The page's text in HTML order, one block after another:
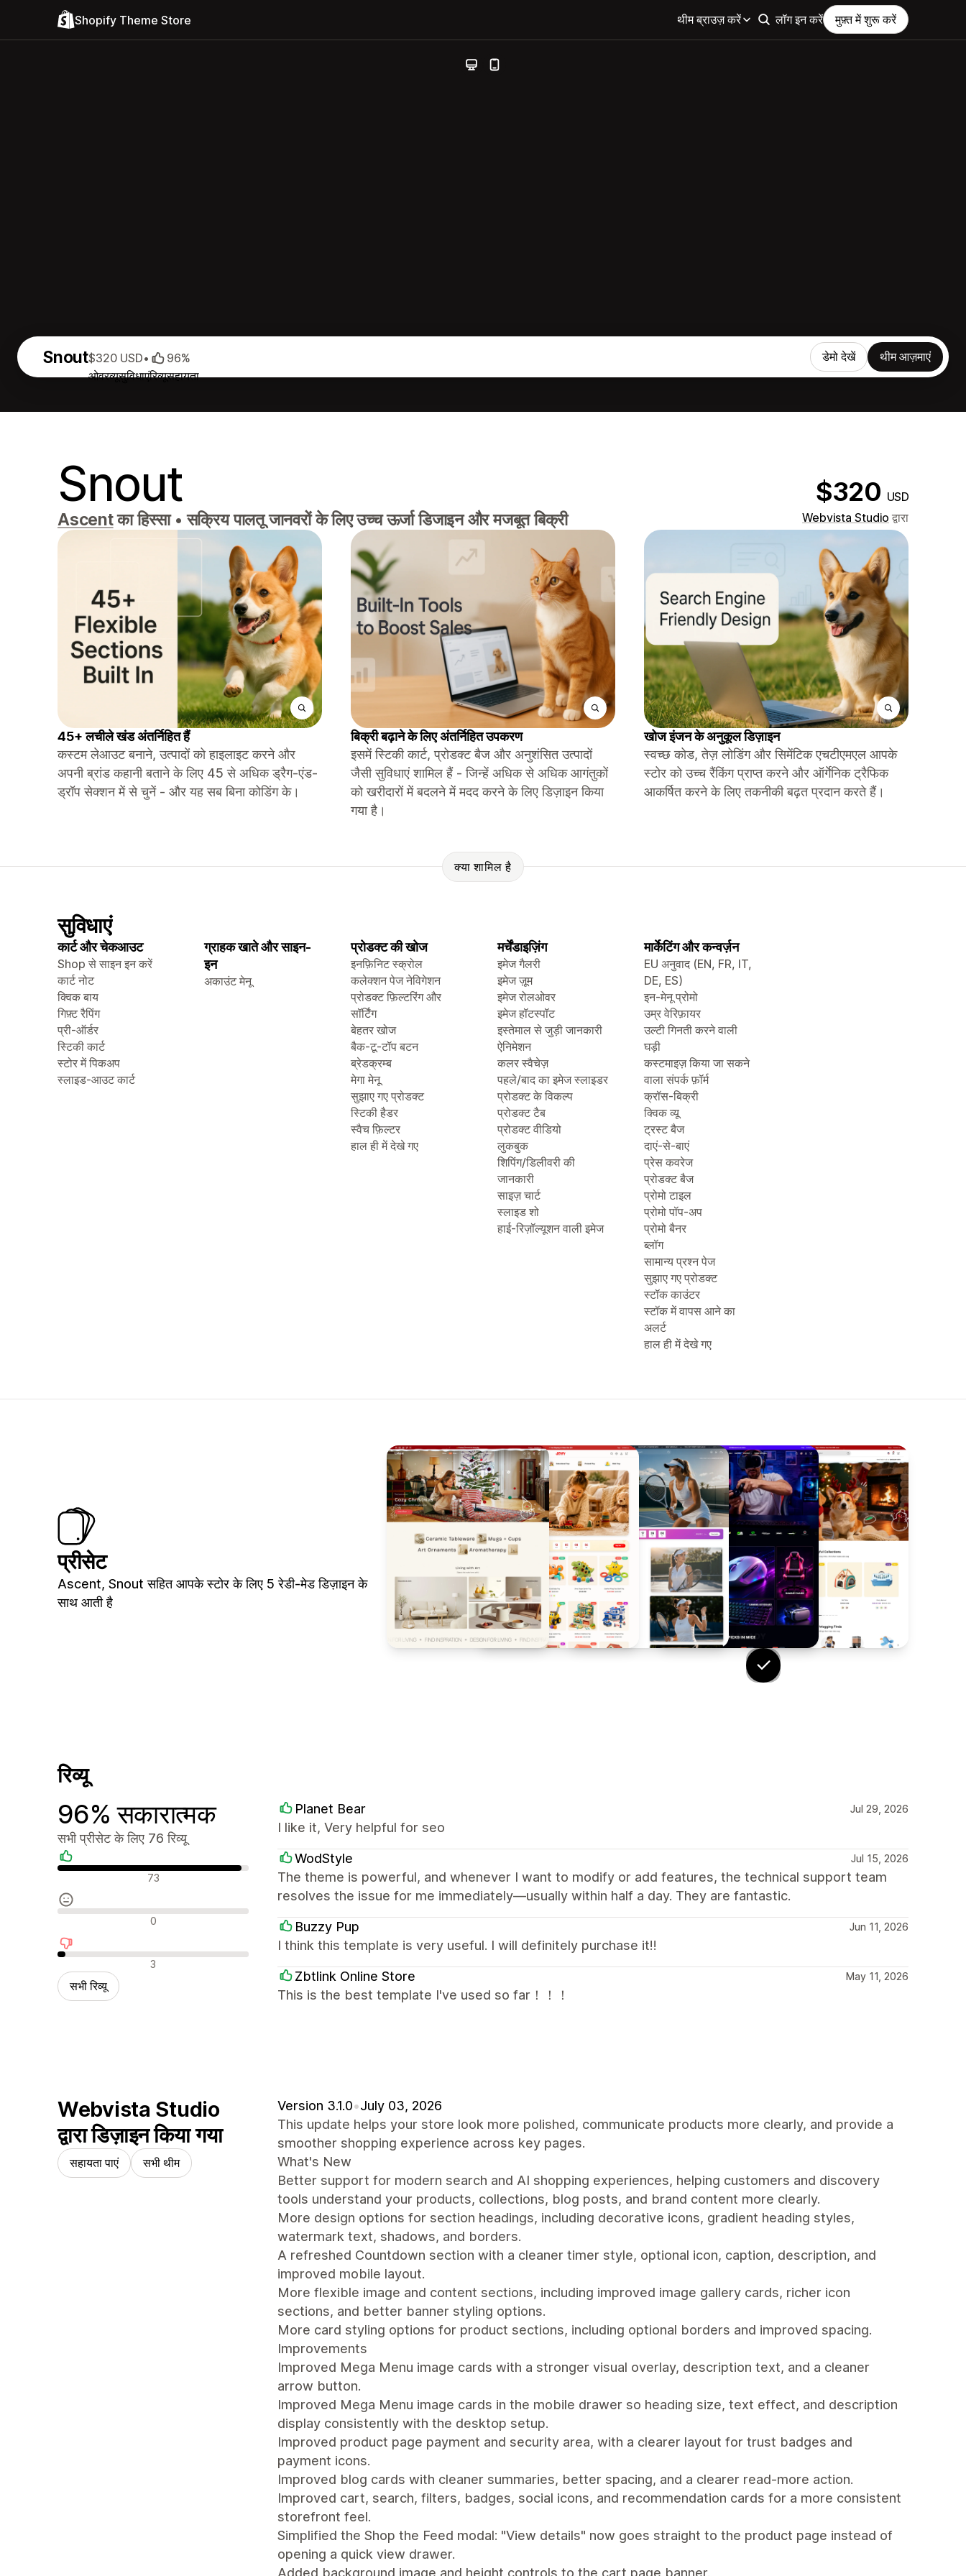
Shopify Theme Store थीम ब्राउज़ करें लॉग इन करें मुफ़्त में शुरू करें
Snout
ओवरव्यूसुविधाएंरिव्यूसहायता
$320 USD• 96% डेमो देखें थीम आज़माएं
Snout $320 USD
Ascentका हिस्सा • सक्रिय पालतू जानवरों के लिए उच्च ऊर्जा डिजाइन और मजबूत बिक्री Webvista Studio द्वारा
45+ लचीले खंड अंतर्निहित हैं
कस्टम लेआउट बनाने, उत्पादों को हाइलाइट करने और
अपनी ब्रांड कहानी बताने के लिए 45 से अधिक ड्रैग-एंड-
ड्रॉप सेक्शन में से चुनें - और यह सब बिना कोडिंग के।
बिक्री बढ़ाने के लिए अंतर्निहित उपकरण
इसमें स्टिकी कार्ट, प्रोडक्ट बैज और अनुशंसित उत्पादों
जैसी सुविधाएं शामिल हैं - जिन्हें अधिक से अधिक आगंतुकों
को खरीदारों में बदलने में मदद करने के लिए डिज़ाइन किया
गया है।
खोज इंजन के अनुकूल डिज़ाइन
स्वच्छ कोड, तेज़ लोडिंग और सिमेंटिक एचटीएमएल आपके
स्टोर को उच्च रैंकिंग प्राप्त करने और ऑर्गेनिक ट्रैफिक
आकर्षित करने के लिए तकनीकी बढ़त प्रदान करते हैं।
क्या शामिल है
सुविधाएं
कार्ट और चेकआउट
Shop से साइन इन करें
कार्ट नोट
क्विक बाय
गिफ़्ट रैपिंग
प्री-ऑर्डर
स्टिकी कार्ट
स्टोर में पिकअप
स्लाइड-आउट कार्ट
ग्राहक खाते और साइन-
इन
अकाउंट मेनू
प्रोडक्ट की खोज
इनफ़िनिट स्क्रोल
कलेक्शन पेज नेविगेशन
प्रोडक्ट फ़िल्टरिंग और
सॉर्टिंग
बेहतर खोज
बैक-टू-टॉप बटन
ब्रेडक्रम्ब
मेगा मेनू
सुझाए गए प्रोडक्ट
स्टिकी हैडर
स्वैच फ़िल्टर
हाल ही में देखे गए
मर्चेंडाइज़िंग
इमेज गैलरी
इमेज ज़ूम
इमेज रोलओवर
इमेज हॉटस्पॉट
इस्तेमाल से जुड़ी जानकारी
ऐनिमेशन
कलर स्वैचेज़
पहले/बाद का इमेज स्लाइडर
प्रोडक्ट के विकल्प
प्रोडक्ट टैब
प्रोडक्ट वीडियो
लुकबुक
शिपिंग/डिलीवरी की
जानकारी
साइज़ चार्ट
स्लाइड शो
हाई-रिज़ॉल्यूशन वाली इमेज
मार्केटिंग और कन्वर्ज़न
EU अनुवाद (EN, FR, IT,
DE, ES)
इन-मेनू प्रोमो
उम्र वेरिफ़ायर
उल्टी गिनती करने वाली
घड़ी
कस्टमाइज़ किया जा सकने
वाला संपर्क फ़ॉर्म
क्रॉस-बिक्री
क्विक व्यू
ट्रस्ट बैज
दाएं-से-बाएं
प्रेस कवरेज
प्रोडक्ट बैज
प्रोमो टाइल
प्रोमो पॉप-अप
प्रोमो बैनर
ब्लॉग
सामान्य प्रश्न पेज
सुझाए गए प्रोडक्ट
स्टॉक काउंटर
स्टॉक में वापस आने का
अलर्ट
हाल ही में देखे गए
प्रीसेट
Ascent, Snout सहित आपके स्टोर के लिए 5 रेडी-मेड डिज़ाइन के
साथ आती है
रिव्यू
96% सकारात्मक
सभी प्रीसेट के लिए 76 रिव्यू
सकारात्मक रिव्यू 73
न्यूट्रल रिव्यू 0
नकारात्मक रिव्यू 3
सभी रिव्यू
Planet Bear Jul 29, 2026
I like it, Very helpful for seo
WodStyle Jul 15, 2026
The theme is powerful, and whenever I want to modify or add features, the technical support team
resolves the issue for me immediately—usually within half a day. They are fantastic.
Buzzy Pup Jun 11, 2026
I think this template is very useful. I will definitely purchase it!!
Zbtlink Online Store May 11, 2026
This is the best template I've used so far！！！
Webvista Studio
द्वारा डिज़ाइन किया गया
सहायता पाएं सभी थीम
Version 3.1.0•July 03, 2026
This update helps your store look more polished, communicate products more clearly, and provide a
smoother shopping experience across key pages.
What's New
Better support for modern search and AI shopping experiences, helping customers and discovery
tools understand your products, collections, blog posts, and brand content more clearly.
More design options for section headings, including decorative icons, gradient heading styles,
watermark text, shadows, and borders.
A refreshed Countdown section with a cleaner timer style, optional icon, caption, description, and
improved mobile layout.
More flexible image and content sections, including improved image gallery cards, richer icon
sections, and better banner styling options.
More card styling options for product sections, including optional borders and improved spacing.
Improvements
Improved Mega Menu image cards with a stronger visual overlay, description text, and a cleaner
arrow button.
Improved Mega Menu image cards in the mobile drawer so heading size, text effect, and description
display consistently with the desktop setup.
Improved product page payment and security area, with a clearer layout for trust badges and
payment icons.
Improved blog cards with cleaner summaries, better spacing, and a clearer read-more action.
Improved cart, search, filters, badges, social icons, and recommendation cards for a more consistent
storefront feel.
Simplified the Shop the Feed modal: "View details" now goes straight to the product page instead of
opening a quick view drawer.
Added background image and height controls to the cart page banner.